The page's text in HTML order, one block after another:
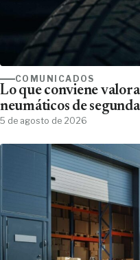
COMUNICADOS
Lo que conviene
neumáticos de
5 de agosto de 2026